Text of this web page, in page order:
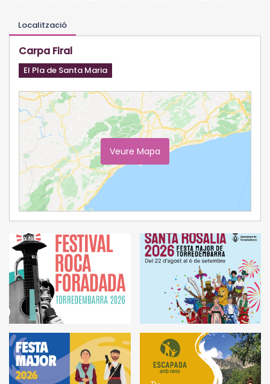
Localització
Carpa Firal
El Pla de Santa Maria
Veure Mapa